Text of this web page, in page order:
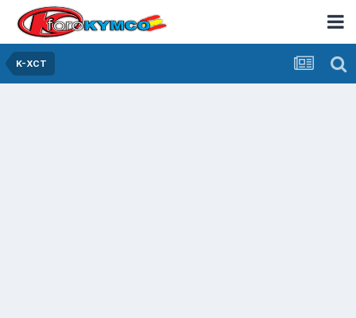
K-XCT